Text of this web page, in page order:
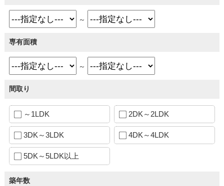
～
専有面積
～
間取り
～1LDK 2DK～2LDK
3DK～3LDK 4DK～4LDK
5DK～5LDK以上
築年数